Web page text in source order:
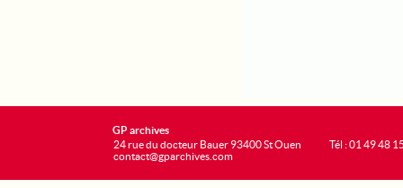
GP archives
24 rue du docteur Bauer 93400 St Ouen
contact@gparchives.com
Tél : 01 49 48